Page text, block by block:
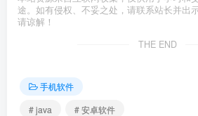
途。如有侵权、不妥之处，请联系站长并出
请谅解！
THE END
手机软件
# java
# 安卓软件